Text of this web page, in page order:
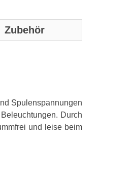
Zubehör
Spulenspannungen
Durch
und leise beim